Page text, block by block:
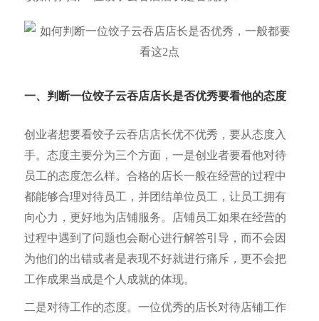
一、判断一位饺子云吞店店长是否优秀要看他的态度
创业者想要看饺子云吞店店长优不优秀，要从态度入
手。态度主要分为三个方面，一是创业者要看他对待
员工的态度怎么样。合格的店长一般在经营的过程中
都能够合理对待员工，并团结单位员工，让员工拥有
向心力，更好地为店铺服务。店铺员工如果在经营的
过程中遇到了问题也会耐心进行解答引导，而不会因
为他们的出错或者是表现不好就进行痛斥，更不会把
工作成果当成是个人成就的体现。
二是对待工作的态度。一位优秀的店长对待店铺工作